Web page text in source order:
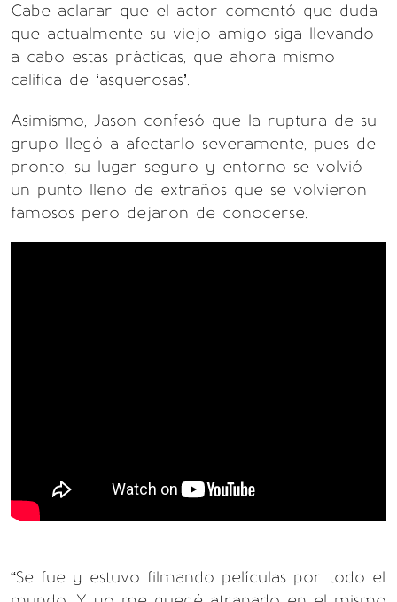
Cabe aclarar que el actor comentó que duda
que actualmente su viejo amigo siga llevando
a cabo estas prácticas, que ahora mismo
califica de ‘asquerosas’.
Asimismo, Jason confesó que la ruptura de su
grupo llegó a afectarlo severamente, pues de
pronto, su lugar seguro y entorno se volvió
un punto lleno de extraños que se volvieron
famosos pero dejaron de conocerse.
“Se fue y estuvo filmando películas por todo el